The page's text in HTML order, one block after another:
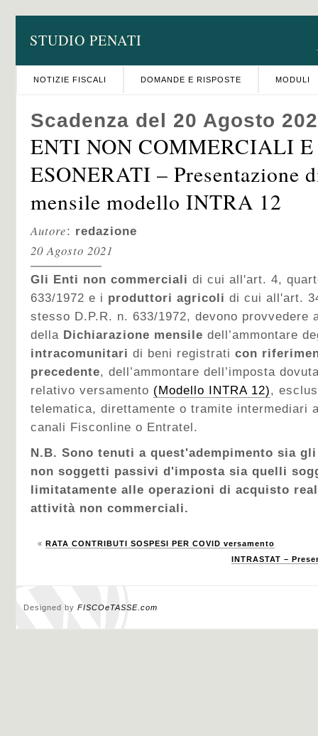
STUDIO PENATI
NOTIZIE FISCALI DOMANDE E RISPOSTE MODULI
Scadenza del 20 Agosto
ENTI NON COMMERCIALI
ESONERATI – Presentazione
mensile modello INTRA 12
Autore: redazione
20 Agosto 2021
Gli Enti non commerciali di cui all'art. 4,
633/1972 e i produttori agricoli di cui all'art.
stesso D.P.R. n. 633/1972, devono provvedere
della Dichiarazione mensile dell’ammontare
intracomunitari di beni registrati con
precedente, dell’ammontare dell’imposta
relativo versamento (Modello INTRA 12),
telematica, direttamente o tramite intermediari
canali Fisconline o Entratel.
N.B. Sono tenuti a quest'adempimento sia
non soggetti passivi d'imposta sia quelli
limitatamente alle operazioni di acquisto
attività non commerciali.
« RATA CONTRIBUTI SOSPESI PER COVID versamento
INTRASTAT –
Designed by FISCOeTASSE.com